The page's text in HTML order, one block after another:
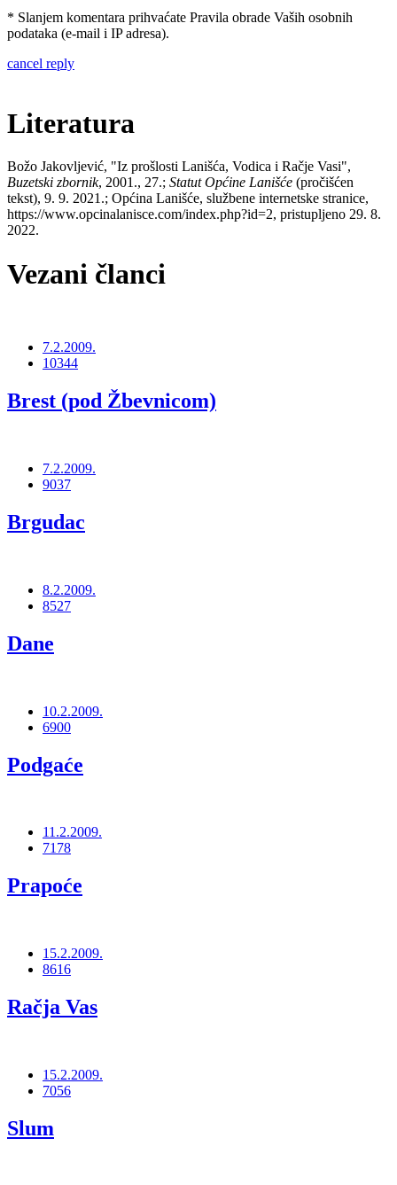
* Slanjem komentara prihvaćate Pravila obrade Vaših osobnih
podataka (e-mail i IP adresa).
cancel reply
Literatura
Božo Jakovljević, "Iz prošlosti Lanišća, Vodica i Račje Vasi",
Buzetski zbornik, 2001., 27.; Statut Općine Lanišće (pročišćen
tekst), 9. 9. 2021.; Općina Lanišće, službene internetske stranice,
https://www.opcinalanisce.com/index.php?id=2, pristupljeno 29. 8.
2022.
Vezani članci
7.2.2009.
10344
Brest (pod Žbevnicom)
7.2.2009.
9037
Brgudac
8.2.2009.
8527
Dane
10.2.2009.
6900
Podgaće
11.2.2009.
7178
Prapoće
15.2.2009.
8616
Račja Vas
15.2.2009.
7056
Slum